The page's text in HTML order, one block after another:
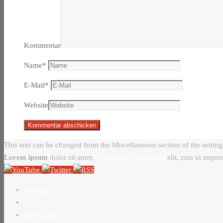
Kommentar
Name*
E-Mail*
Website
This text can be changed from the Miscellaneous section of the
Lorem ipsum dolor sit amet, elit, cras ut